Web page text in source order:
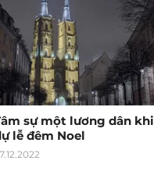
sự một lương dân khi
lễ đêm Noel